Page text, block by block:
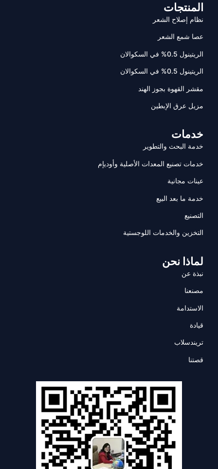
المنتجات
نظام إصلاح الشعر
عصا شمع الشعر
الريتينول 0.5% في السكوالان
الريتينول 0.5% في السكوالان
مقشر القهوة بجوز الهند
مزيل عرق الإبطين
خدمات
خدمة البحث والتطوير
خدمات تصنيع المعدات الأصلية وأوديإم
عينات مجانية
خدمة ما بعد البيع
التصنيع
التخزين والخدمات اللوجستية
لماذا نحن
نبذة عن
مصنعنا
الاستدامة
قيادة
تريندسلاب
قصتنا